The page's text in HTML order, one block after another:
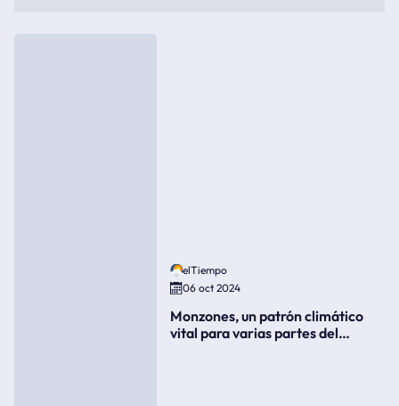
elTiempo
06 oct 2024
Monzones, un patrón climático
vital para varias partes del